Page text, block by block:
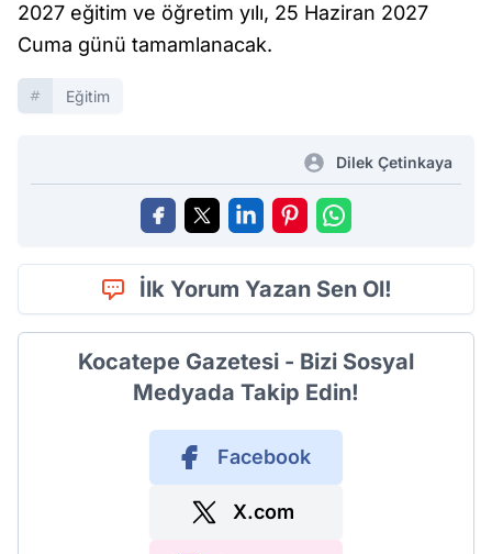
2027 eğitim ve öğretim yılı, 25 Haziran 2027
Cuma günü tamamlanacak.
Eğitim
Dilek Çetinkaya
İlk Yorum Yazan Sen Ol!
Kocatepe Gazetesi - Bizi Sosyal
Medyada Takip Edin!
Facebook
X.com